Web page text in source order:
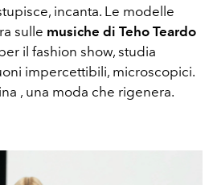
incanta. Le modelle
sulle musiche di Teho Teardo
il fashion show, studia
impercettibili, microscopici.
, una moda che rigenera.